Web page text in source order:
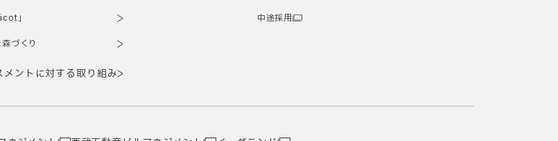
」
づくり
メントに対する取り組み
中途採用